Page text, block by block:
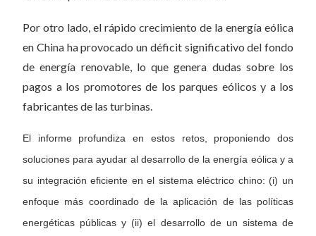
Por otro lado, el rápido crecimiento de la energía eólica
en China ha provocado un déficit significativo del fondo
de energía renovable, lo que genera dudas sobre los
pagos a los promotores de los parques eólicos y a los
fabricantes de las turbinas.
El informe profundiza en estos retos, proponiendo dos
soluciones para ayudar al desarrollo de la energía eólica y a
su integración eficiente en el sistema eléctrico chino: (i) un
enfoque más coordinado de la aplicación de las políticas
energéticas públicas y (ii) el desarrollo de un sistema de